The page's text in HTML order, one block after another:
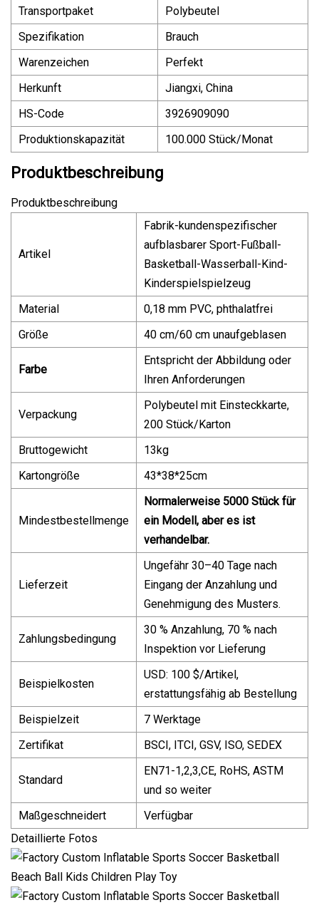
Transportpaket
Polybeutel
Spezifikation
Brauch
Warenzeichen
Perfekt
Herkunft
Jiangxi, China
HS-Code
3926909090
Produktionskapazität
100.000 Stück/Monat
Produktbeschreibung
Produktbeschreibung
Artikel
Fabrik-kundenspezifischer
aufblasbarer Sport-Fußball-
Basketball-Wasserball-Kind-
Kinderspielspielzeug
Material
0,18 mm PVC, phthalatfrei
Größe
40 cm/60 cm unaufgeblasen
Farbe
Entspricht der Abbildung oder
Ihren Anforderungen
Verpackung
Polybeutel mit Einsteckkarte,
200 Stück/Karton
Bruttogewicht
13kg
Kartongröße
43*38*25cm
Mindestbestellmenge
Normalerweise 5000 Stück für
ein Modell, aber es ist
verhandelbar.
Lieferzeit
Ungefähr 30–40 Tage nach
Eingang der Anzahlung und
Genehmigung des Musters.
Zahlungsbedingung
30 % Anzahlung, 70 % nach
Inspektion vor Lieferung
Beispielkosten
USD: 100 $/Artikel,
erstattungsfähig ab Bestellung
Beispielzeit
7 Werktage
Zertifikat
BSCI, ITCI, GSV, ISO, SEDEX
Standard
EN71-1,2,3,CE, RoHS, ASTM
und so weiter
Maßgeschneidert
Verfügbar
Detaillierte Fotos